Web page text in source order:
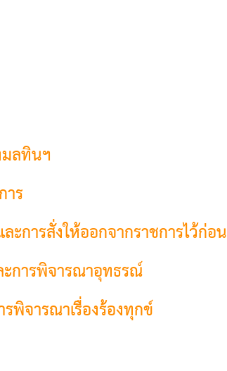
ลทินฯ
ร
ะการสั่งให้ออกจากราชการไว้ก่อน
การพิจารณาอุทธรณ์
พิจารณาเรื่องร้องทุกข์